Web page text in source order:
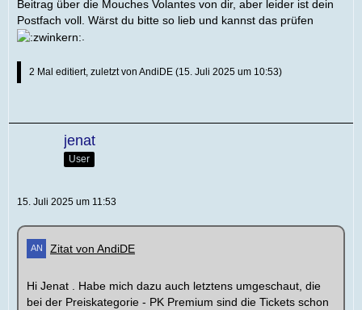
Beitrag über die Mouches Volantes von dir, aber leider ist dein
Postfach voll. Wärst du bitte so lieb und kannst das prüfen
2 Mal editiert, zuletzt von AndiDE (15. Juli 2025 um 10:53)
jenat
User
15. Juli 2025 um 11:53
Zitat von AndiDE
Hi Jenat . Habe mich dazu auch letztens umgeschaut, die
bei der Preiskategorie - PK Premium sind die Tickets schon